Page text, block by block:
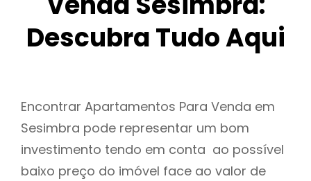
Descubra Tudo Aqui
Encontrar Apartamentos Para Venda em
Sesimbra pode representar um bom
investimento tendo em conta ao possível
baixo preço do imóvel face ao valor de